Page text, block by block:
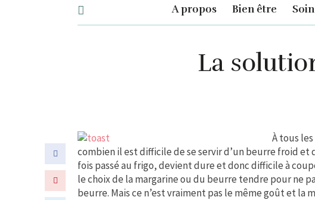
A propos Bien être
La
À tous
combien il est difficile de se servir d’un beurre froid
fois passé au frigo, devient dure et donc difficile à
le choix de la margarine ou du beurre tendre pour ne
beurre. Mais ce n’est vraiment pas le même goût et la